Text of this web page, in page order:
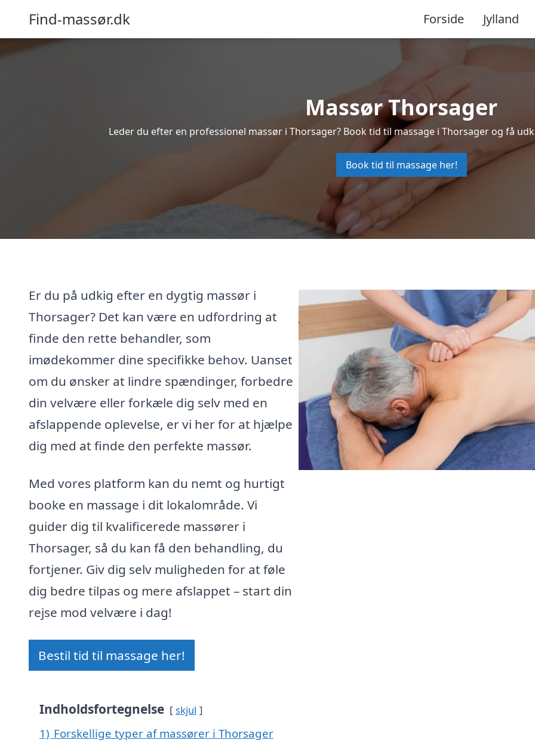
Find-massør.dk Forside Jylland
Massør Thorsager
Leder du efter en professionel massør i Thorsager? Book tid til massage i Thorsager og få
Book tid til massage her!
Er du på udkig efter en dygtig massør i
Thorsager? Det kan være en udfordring at
finde den rette behandler, som
imødekommer dine specifikke behov. Uanset
om du ønsker at lindre spændinger, forbedre
din velvære eller forkæle dig selv med en
afslappende oplevelse, er vi her for at hjælpe
dig med at finde den perfekte massør.
Med vores platform kan du nemt og hurtigt
booke en massage i dit lokalområde. Vi
guider dig til kvalificerede massører i
Thorsager, så du kan få den behandling, du
fortjener. Giv dig selv muligheden for at føle
dig bedre tilpas og mere afslappet – start din
rejse mod velvære i dag!
Bestil tid til massage her!
Indholdsfortegnelse skjul
1) Forskellige typer af massører i Thorsager